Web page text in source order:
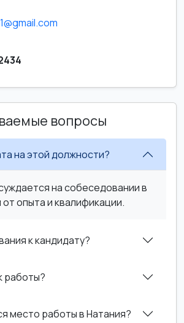
вопросы
на этой должности?
на собеседовании в
опыта и квалификации.
к кандидату?
работы?
место работы в Натания?